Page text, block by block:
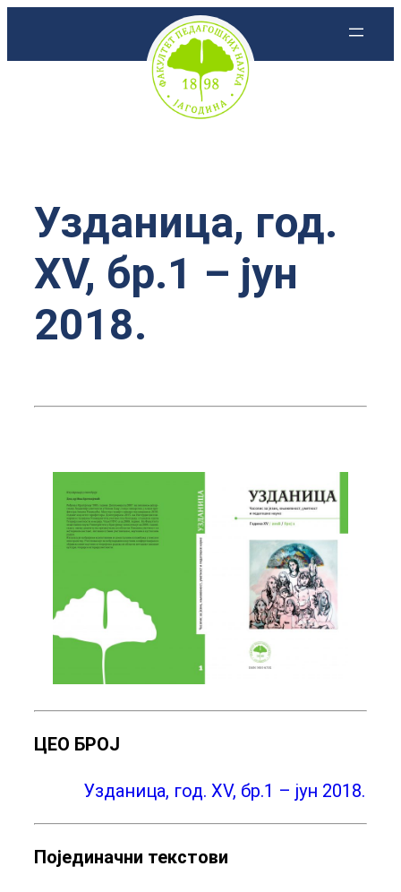
Узданица, год.
XV, бр.1 – јун
2018.
ЦЕО БРОЈ
Узданица, год. XV, бр.1 – јун 2018.
Појединачни текстови